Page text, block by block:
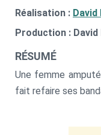
Réalisation : David
Production : David
RÉSUMÉ
Une femme
fait refaire ses